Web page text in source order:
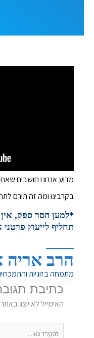
מדוע אנחנו חושבים
בקרבינו ומה זה תורם
*למען הסר ספק,
תחליף לייעוץ פרטני
הרב אריה
מתמחה בזוגיות
כתיבת
האימייל לא יוצג באתר.
להקליד